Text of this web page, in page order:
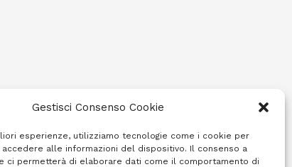
Gestisci Consenso Cookie
esperienze, utilizziamo tecnologie come i cookie per
alle informazioni del dispositivo. Il consenso a
ci permetterà di elaborare dati come il comportamento di